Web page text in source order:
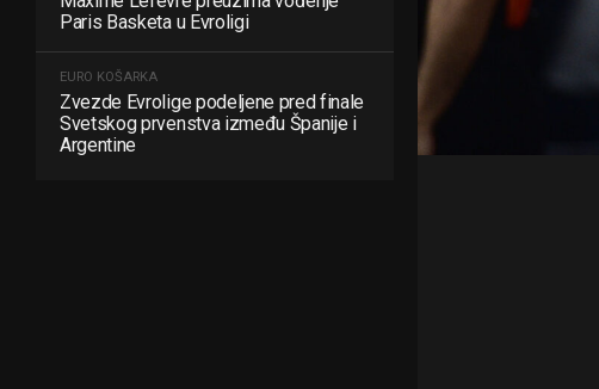
Paris Basketa u Evroligi
EURO KOŠARKA
Zvezde Evrolige podeljene pred finale
Svetskog prvenstva između Španije i
Argentine